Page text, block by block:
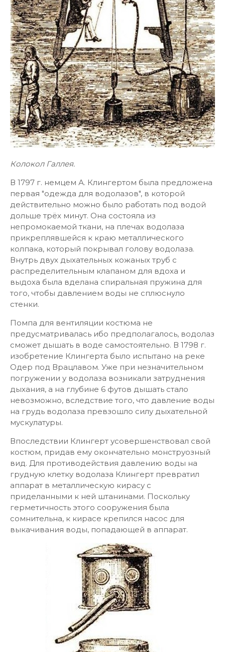
Колокол Галлея.
В 1797 г. немцем А. Клингертом была предложена
первая "одежда для водолазов", в которой
действительно можно было работать под водой
дольше трёх минут. Она состояла из
непромокаемой ткани, на плечах водолаза
прикреплявшейся к краю металлического
колпака, который покрывал голову водолаза.
Внутрь двух дыхательных кожаных труб с
распределительным клапаном для вдоха и
выдоха была вделана спиральная пружина для
того, чтобы давлением воды не сплюснуло
стенки.
Помпа для вентиляции костюма не
предусматривалась ибо предполагалось, водолаз
сможет дышать в воде самостоятельно. В 1798 г.
изобретение Клингерта было испытано на реке
Одер под Врацлавом. Уже при незначительном
погружении у водолаза возникали затруднения
дыхания, а на глубине 6 футов дышать стало
невозможно, вследствие того, что давление воды
на грудь водолаза превзошло силу дыхательной
мускулатуры.
Впоследствии Клингерт усовершенствовал свой
костюм, придав ему окончательно монструозный
вид. Для противодействия давлению воды на
грудную клетку водолаза Клингерт превратил
аппарат в металлическую кирасу с
приделанными к ней штанинами. Поскольку
герметичность этого сооружения была
сомнительна, к кирасе крепился насос для
выкачивания воды, попадающей в аппарат.